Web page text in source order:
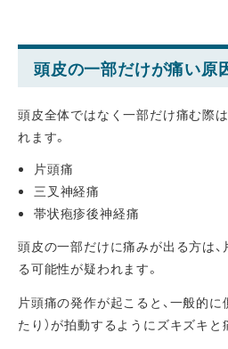
頭皮の一部だけが痛い原
頭皮全体ではなく一部だけ痛む際
れます。
片頭痛
三叉神経痛
帯状疱疹後神経痛
頭皮の一部だけに痛みが出る方は
る可能性が疑われます。
片頭痛の発作が起こると、一般的
たり）が拍動するようにズキズキと